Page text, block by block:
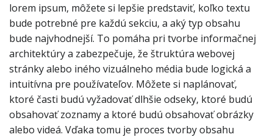
lorem ipsum, môžete si lepšie predstaviť, koľko textu
bude potrebné pre každú sekciu, a aký typ obsahu
bude najvhodnejší. To pomáha pri tvorbe informačnej
architektúry a zabezpečuje, že štruktúra webovej
stránky alebo iného vizuálneho média bude logická a
intuitívna pre používateľov. Môžete si naplánovať,
ktoré časti budú vyžadovať dlhšie odseky, ktoré budú
obsahovať zoznamy a ktoré budú obsahovať obrázky
alebo videá. Vďaka tomu je proces tvorby obsahu